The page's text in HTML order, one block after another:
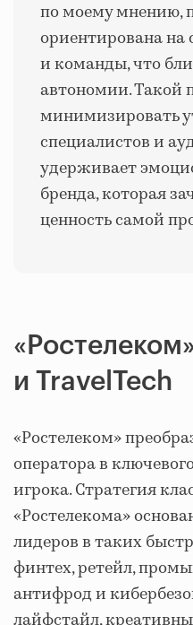
по моему мнению,
ориентирована на
и команды, что
автономии. Такой
минимизировать
специалистов и
удерживает
бренда, которая
ценность самой
и TravelTech
«Ростелеком»
оператора в
игрока. Стратегия
«Ростелекома»
лидеров в таких
финтех, ретейл,
антифрод и